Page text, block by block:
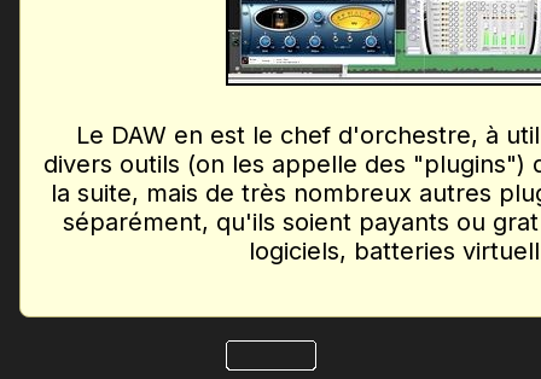
Le DAW en est le chef d'orchestre, à
divers outils (on les appelle des "plugins")
la suite, mais de très nombreux autres
séparément, qu'ils soient payants ou
logiciels, batteries